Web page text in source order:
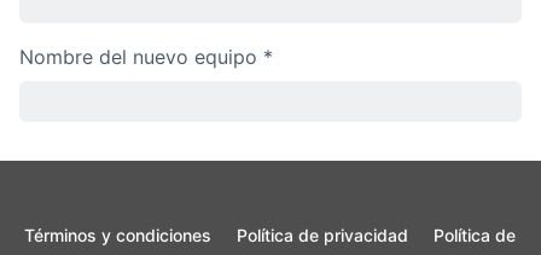
Nombre del nuevo equipo *
Términos y condiciones Política de privacidad
Política de